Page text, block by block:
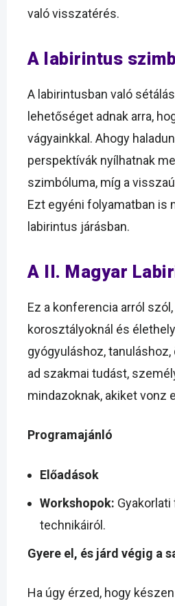
való visszatérés.
A labirintus
A labirintusban való
lehetőséget adnak arra,
vágyainkkal. Ahogy
perspektívák nyílhatnak
szimbóluma, míg a
Ezt egyéni folyamatban is
labirintus járásban.
A II. Magyar
Ez a konferencia arról
korosztályoknál és
gyógyuláshoz,
ad szakmai tudást,
mindazoknak, akiket vonz
Programajánló
Előadások
Workshopok:
technikáiról.
Gyere el, és járd végig a
Ha úgy érzed, hogy